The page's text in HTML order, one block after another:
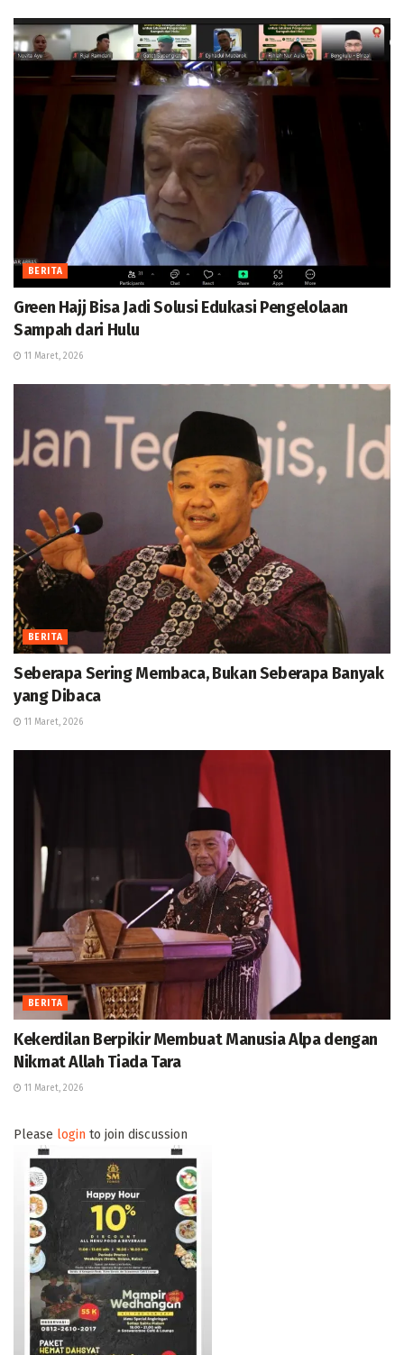
BERITA
Green Hajj Bisa Jadi Solusi Edukasi Pengelolaan
Sampah dari Hulu
11 Maret, 2026
BERITA
Seberapa Sering Membaca, Bukan Seberapa Banyak
yang Dibaca
11 Maret, 2026
BERITA
Kekerdilan Berpikir Membuat Manusia Alpa dengan
Nikmat Allah Tiada Tara
11 Maret, 2026
Please login to join discussion